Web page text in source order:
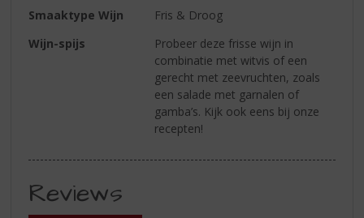
Smaaktype Wijn
Fris & Droog
Wijn-spijs
Probeer deze frisse wijn in
combinatie met witvis of een
gerecht met zeevruchten, zoals
een salade met garnalen of
gamba’s. Kijk ook eens bij onze
recepten!
Reviews